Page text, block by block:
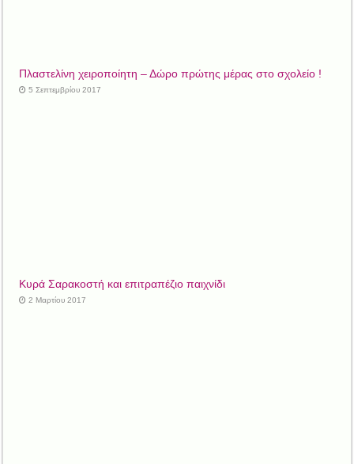
Πλαστελίνη χειροποίητη – Δώρο πρώτης μέρας στο σχολείο !
5 Σεπτεμβρίου 2017
Κυρά Σαρακοστή και επιτραπέζιο παιχνίδι
2 Μαρτίου 2017